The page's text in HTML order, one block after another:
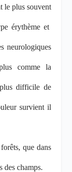
le plus souvent
érythème et
neurologiques
comme la
difficile de
survient il
que dans
des champs.